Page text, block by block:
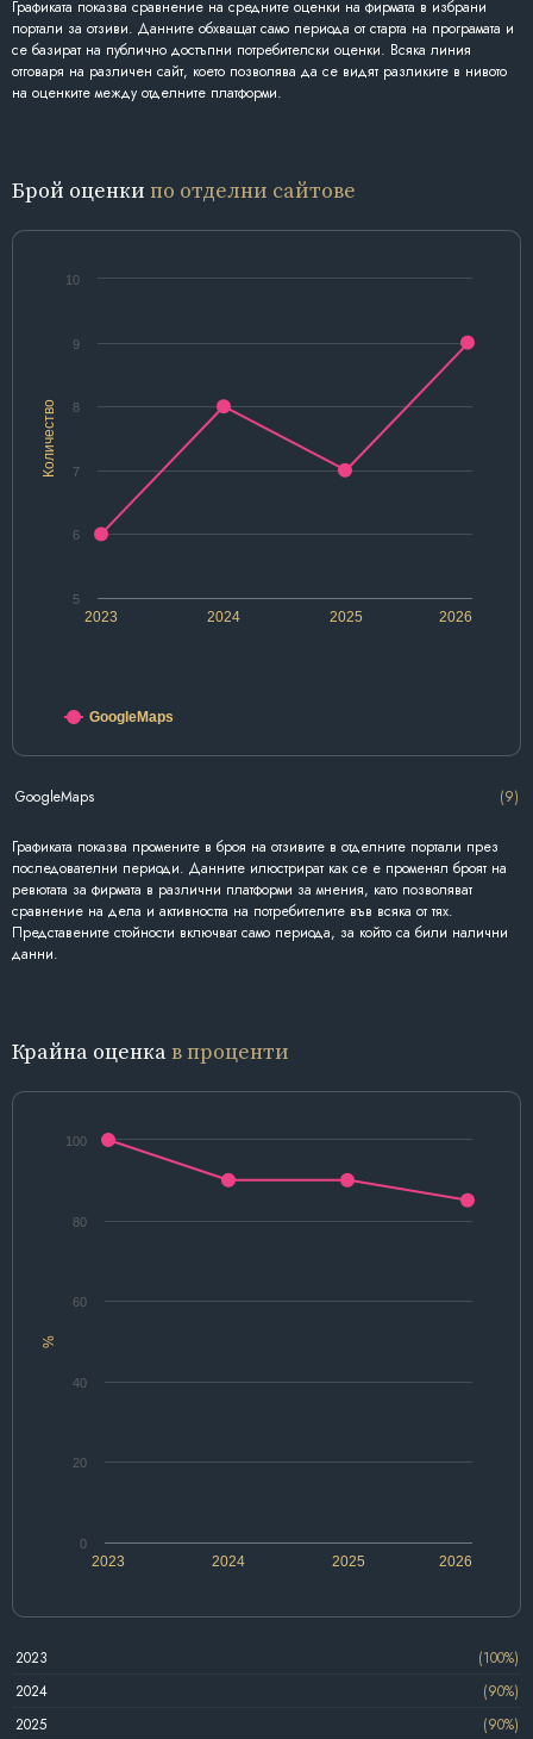
Графиката показва сравнение на средните оценки на фирмата в избрани
портали за отзиви. Данните обхващат само периода от старта на програмата и
се базират на публично достъпни потребителски оценки. Всяка линия
отговаря на различен сайт, което позволява да се видят разликите в нивото
на оценките между отделните платформи.
Брой оценки по отделни сайтове
Количество
2024 2026
2023 2025
5
6
7
8
9
10
GoogleMaps
GoogleMaps (9)
Графиката показва промените в броя на отзивите в отделните портали през
последователни периоди. Данните илюстрират как се е променял броят на
ревютата за фирмата в различни платформи за мнения, като позволяват
сравнение на дела и активността на потребителите във всяка от тях.
Представените стойности включват само периода, за който са били налични
данни.
Крайна оценкав проценти
%
2024 2026
2023 2025
0
20
40
60
80
100
2023
(100%)
2024
(90%)
2025
(90%)